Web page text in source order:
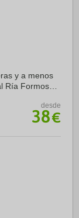
y a menos
Formosa y
desde
38€